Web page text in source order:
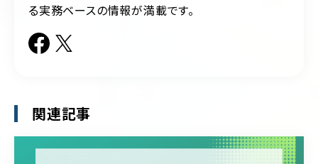
る実務ベースの情報が満載です。
関連記事